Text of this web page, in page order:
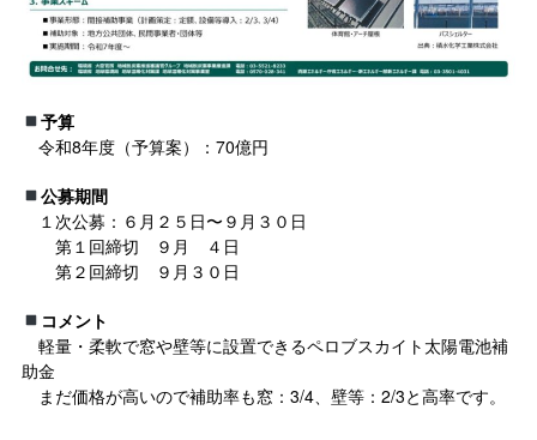
予算
令和8年度（予算案）：70億円
公募期間
１次公募：６月２５日〜９月３０日
第１回締切 ９月 ４日
第２回締切 ９月３０日
コメント
軽量・柔軟で窓や壁等に設置できるペロブスカイト太陽電池補
助金
まだ価格が高いので補助率も窓：3/4、壁等：2/3と高率です。